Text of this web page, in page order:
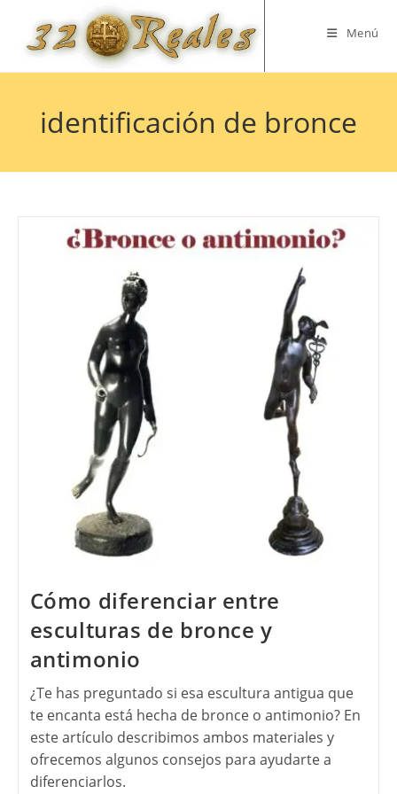
contenido
Menú
identificación de bronce
Cómo diferenciar entre
esculturas de bronce y
antimonio
¿Te has preguntado si esa escultura antigua que
te encanta está hecha de bronce o antimonio? En
este artículo describimos ambos materiales y
ofrecemos algunos consejos para ayudarte a
diferenciarlos.